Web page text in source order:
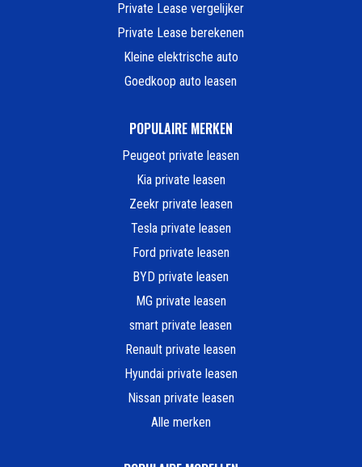
Private Lease vergelijker
Private Lease berekenen
Kleine elektrische auto
Goedkoop auto leasen
POPULAIRE MERKEN
Peugeot private leasen
Kia private leasen
Zeekr private leasen
Tesla private leasen
Ford private leasen
BYD private leasen
MG private leasen
smart private leasen
Renault private leasen
Hyundai private leasen
Nissan private leasen
Alle merken